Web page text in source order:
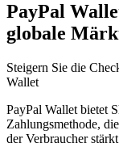
PayPal
globale
Steigern Sie die
Wallet
PayPal Wallet bietet
Zahlungsmethode,
der Verbraucher